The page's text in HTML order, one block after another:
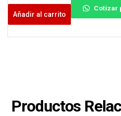
Añadir al carrito
Cotizar
Productos